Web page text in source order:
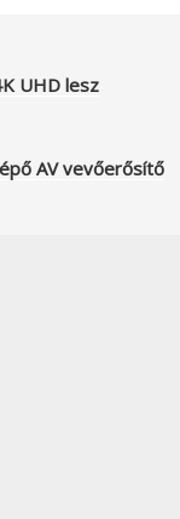
UHD lesz
AV vevőerősítő